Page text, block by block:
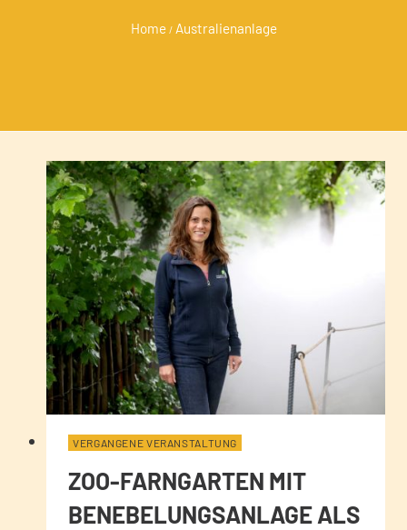
Home / Australienanlage
VERGANGENE VERANSTALTUNG
ZOO-FARNGARTEN MIT
BENEBELUNGSANLAGE ALS